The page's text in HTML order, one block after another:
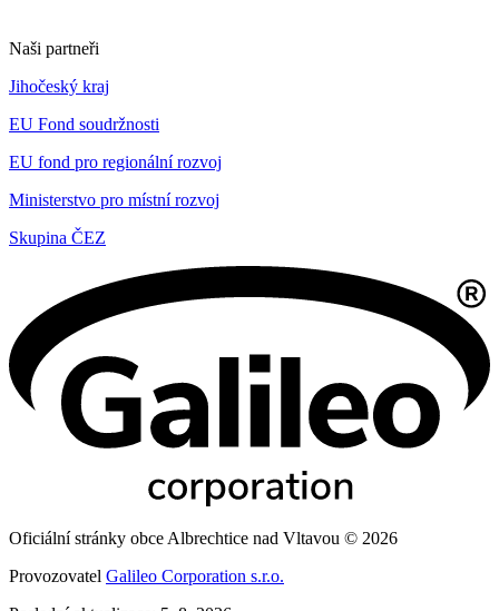
Naši partneři
Jihočeský kraj
EU Fond soudržnosti
EU fond pro regionální rozvoj
Ministerstvo pro místní rozvoj
Skupina ČEZ
Oficiální stránky obce Albrechtice nad Vltavou © 2026
Provozovatel Galileo Corporation s.r.o.